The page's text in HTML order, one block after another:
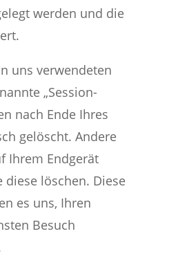
werden und die
uns verwendeten
„Session-
nach Ende Ihres
gelöscht. Andere
Ihrem Endgerät
diese löschen. Diese
es uns, Ihren
Besuch